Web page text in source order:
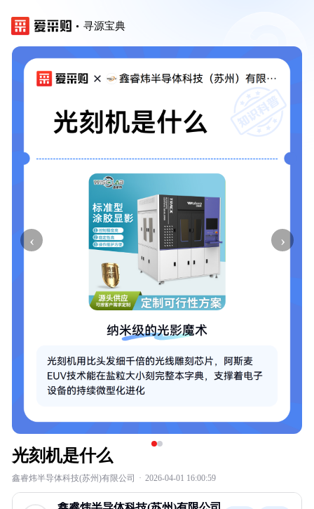
寻源宝典
‹ ›
光刻机是什么
鑫睿炜半导体科技(苏州)有限公司 · 2026-04-01 16:00:59